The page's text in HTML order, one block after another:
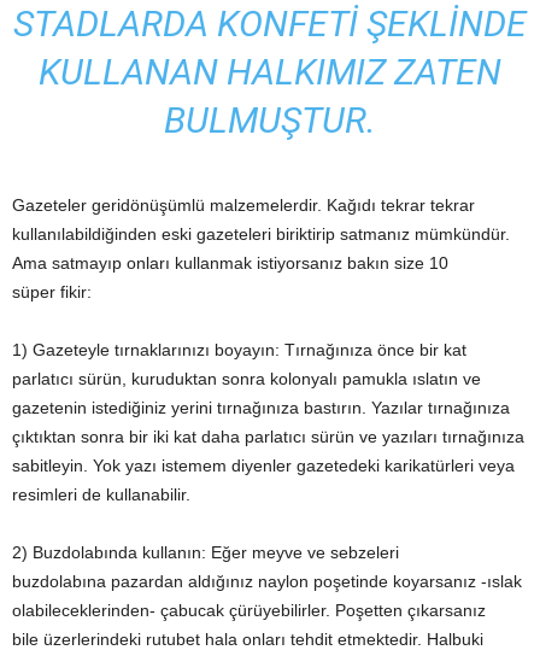
STADLARDA KONFETI ŞEKLINDE
KULLANAN HALKIMIZ ZATEN
BULMUŞTUR.
Gazeteler geridönüşümlü malzemelerdir. Kağıdı tekrar tekrar
kullanılabildiğinden eski gazeteleri biriktirip satmanız mümkündür.
Ama satmayıp onları kullanmak istiyorsanız bakın size 10
süper fikir:
1) Gazeteyle tırnaklarınızı boyayın: Tırnağınıza önce bir kat
parlatıcı sürün, kuruduktan sonra kolonyalı pamukla ıslatın ve
gazetenin istediğiniz yerini tırnağınıza bastırın. Yazılar tırnağınıza
çıktıktan sonra bir iki kat daha parlatıcı sürün ve yazıları tırnağınıza
sabitleyin. Yok yazı istemem diyenler gazetedeki karikatürleri veya
resimleri de kullanabilir.
2) Buzdolabında kullanın: Eğer meyve ve sebzeleri
buzdolabına pazardan aldığınız naylon poşetinde koyarsanız -ıslak
olabileceklerinden- çabucak çürüyebilirler. Poşetten çıkarsanız
bile üzerlerindeki rutubet hala onları tehdit etmektedir. Halbuki